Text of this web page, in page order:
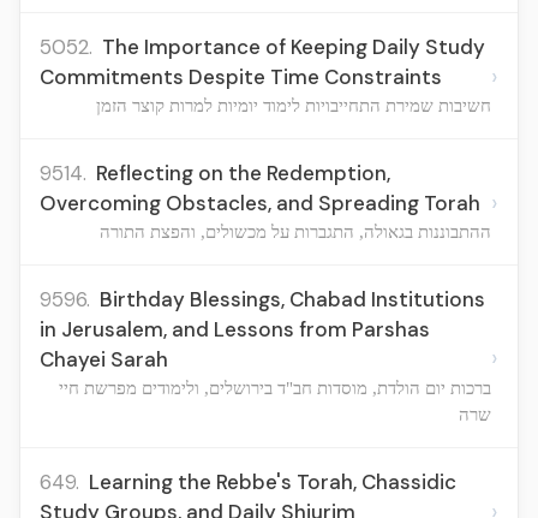
5052. The Importance of Keeping Daily Study
Commitments Despite Time Constraints
חשיבות שמירת התחייבויות לימוד יומיות למרות קוצר הזמן
›
9514. Reflecting on the Redemption,
Overcoming Obstacles, and Spreading Torah
ההתבוננות בגאולה, התגברות על מכשולים, והפצת התורה
›
9596. Birthday Blessings, Chabad Institutions
in Jerusalem, and Lessons from Parshas
Chayei Sarah
ברכות יום הולדת, מוסדות חב"ד בירושלים, ולימודים מפרשת חיי
שרה
›
649. Learning the Rebbe's Torah, Chassidic
Study Groups, and Daily Shiurim
›